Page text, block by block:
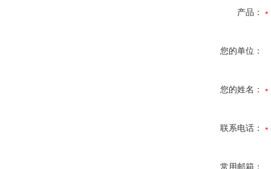
产品：
您的单位：
您的姓名：
联系电话：
常用邮箱：